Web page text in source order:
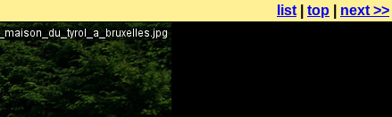
list top next >>